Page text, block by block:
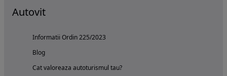
Autovit
Informatii Ordin 225/2023
Blog
Cat valoreaza autoturismul tau?